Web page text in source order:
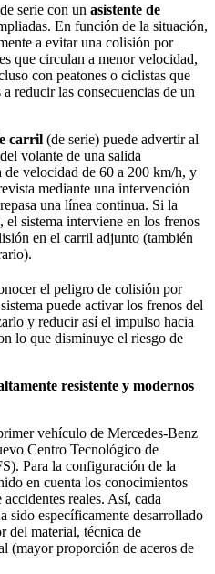
serie con un asistente de
En función de la situación,
a evitar una colisión por
que circulan a menor velocidad,
con peatones o ciclistas que
reducir las consecuencias de un
carril (de serie) puede advertir al
volante de una salida
velocidad de 60 a 200 km/h, y
mediante una intervención
una línea continua. Si la
el sistema interviene en los frenos
en el carril adjunto (también
el peligro de colisión por
puede activar los frenos del
y reducir así el impulso hacia
lo que disminuye el riesgo de
resistente y modernos
vehículo de Mercedes-Benz
Centro Tecnológico de
Para la configuración de la
en cuenta los conocimientos
reales. Así, cada
sido específicamente desarrollado
del material, técnica de
(mayor proporción de aceros de